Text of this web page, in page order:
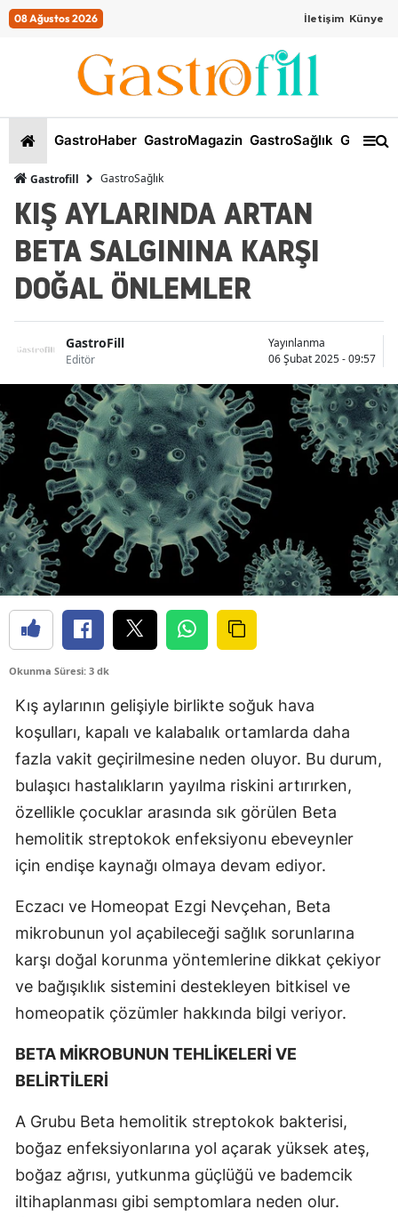
08 Ağustos 2026 İletişim Künye
GastroHaber GastroMagazin GastroSağlık
Gastrofill GastroSağlık
KIŞ AYLARINDA ARTAN
BETA SALGININA KARŞI
DOĞAL ÖNLEMLER
GastroFill
Editör
Yayınlanma
06 Şubat 2025 - 09:57
Okunma Süresi: 3 dk
Kış aylarının gelişiyle birlikte soğuk hava
koşulları, kapalı ve kalabalık ortamlarda daha
fazla vakit geçirilmesine neden oluyor. Bu durum,
bulaşıcı hastalıkların yayılma riskini artırırken,
özellikle çocuklar arasında sık görülen Beta
hemolitik streptokok enfeksiyonu ebeveynler
için endişe kaynağı olmaya devam ediyor.
Eczacı ve Homeopat Ezgi Nevçehan, Beta
mikrobunun yol açabileceği sağlık sorunlarına
karşı doğal korunma yöntemlerine dikkat çekiyor
ve bağışıklık sistemini destekleyen bitkisel ve
homeopatik çözümler hakkında bilgi veriyor.
BETA MİKROBUNUN TEHLİKELERİ VE
BELİRTİLERİ
A Grubu Beta hemolitik streptokok bakterisi,
boğaz enfeksiyonlarına yol açarak yüksek ateş,
boğaz ağrısı, yutkunma güçlüğü ve bademcik
iltihaplanması gibi semptomlara neden olur.